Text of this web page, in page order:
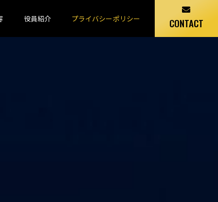
役員紹介 プライバシーポリシー CONTACT